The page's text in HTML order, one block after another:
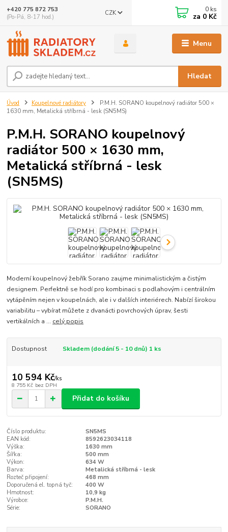
Menu
CZK
Hledat
+420 775 872 753
(Po-Pá, 8-17 hod.)
0 ks
za 0 Kč
Úvod Koupelnové radiátory
P.M.H. SORANO koupelnový radiátor 500 ×
1630 mm, Metalická stříbrná - lesk (SN5MS)
P.M.H. SORANO koupelnový
radiátor 500 × 1630 mm,
Metalická stříbrná - lesk
(SN5MS)
Moderní koupelnový žebřík Sorano zaujme minimalistickým a čistým
designem. Perfektně se hodí pro kombinaci s podlahovým i centrálním
vytápěním nejen v koupelnách, ale i v dalších interiérech. Nabízí širokou
variabilitu – vybírat můžete z dvanácti povrchových úprav, šesti
vertikálních a ... celý popis
Dostupnost Skladem (dodání 5 - 10 dnů) 1 ks
10 594 Kč/ks
8 755 Kč bez DPH
Přidat do košíku
Číslo produktu:
SN5MS
EAN kód:
8592623034118
Výška:
1630 mm
Šířka:
500 mm
Výkon:
634 W
Barva:
Metalická stříbrná - lesk
Rozteč připojení:
468 mm
Doporučená el. topná tyč:
400 W
Hmotnost:
10,9 kg
Výrobce:
P.M.H.
Série:
SORANO